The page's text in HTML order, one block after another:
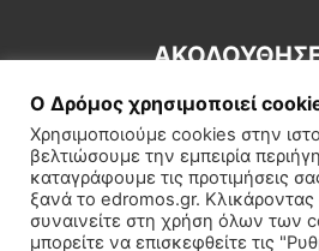
Εγγραφή συνδρομητή Πολιτική
Ο Δρόμος χρησιμοποιεί
Χρησιμοποιούμε cookies στην
βελτιώσουμε την εμπειρία
καταγράφουμε τις προτιμήσεις
ξανά το edromos.gr.
συναινείτε στη χρήση όλων των
μπορείτε να επισκεφθείτε τις